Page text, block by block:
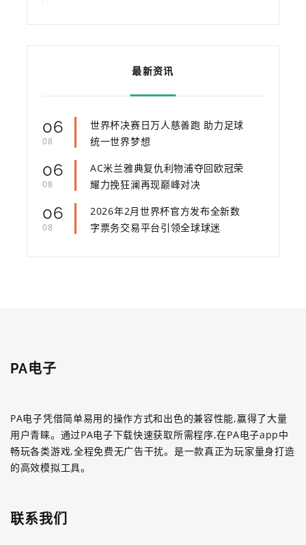
最新资讯
06
08
世界杯决赛日万人慈善跑 助力足球
统一世界梦想
06
08
AC米兰雅典复仇利物浦夺回欧冠荣
耀力挽狂澜再现巅峰对决
06
08
2026年2月世界杯官方发布全新数
字票务交易平台引领全球球迷
PA电子
PA电子凭借简单易用的操作方式和出色的兼容性能,赢得了大量
用户青睐。通过PA电子下载快速获取所需程序,在PA电子app中
畅玩各类游戏,全程免费无广告干扰。是一款真正为玩家量身打造
的高效模拟工具。
联系我们